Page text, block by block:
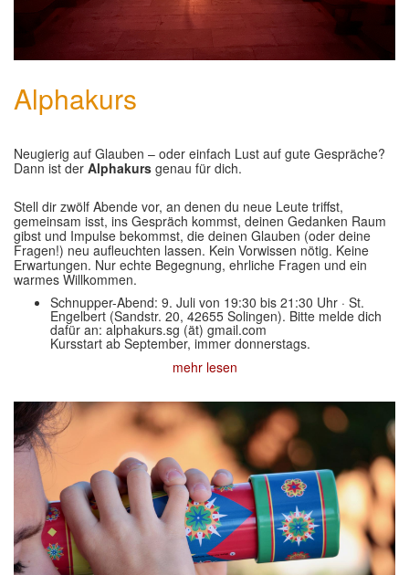
Alphakurs
Neugierig auf Glauben – oder einfach Lust auf gute Gespräche?
Dann ist der Alphakurs genau für dich.
Stell dir zwölf Abende vor, an denen du neue Leute triffst,
gemeinsam isst, ins Gespräch kommst, deinen Gedanken Raum
gibst und Impulse bekommst, die deinen Glauben (oder deine
Fragen!) neu aufleuchten lassen. Kein Vorwissen nötig. Keine
Erwartungen. Nur echte Begegnung, ehrliche Fragen und ein
warmes Willkommen.
Schnupper-Abend: 9. Juli von 19:30 bis 21:30 Uhr · St.
Engelbert (Sandstr. 20, 42655 Solingen). Bitte melde dich
dafür an: alphakurs.sg (ät) gmail.com
Kursstart ab September, immer donnerstags.
mehr lesen